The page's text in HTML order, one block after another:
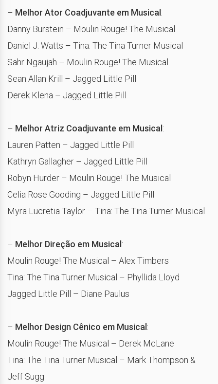
– Melhor Ator Coadjuvante em Musical :
Danny Burstein – Moulin Rouge! The Musical
Daniel J. Watts – Tina: The Tina Turner Musical
Sahr Ngaujah – Moulin Rouge! The Musical
Sean Allan Krill – Jagged Little Pill
Derek Klena – Jagged Little Pill
– Melhor Atriz Coadjuvante em Musical :
Lauren Patten – Jagged Little Pill
Kathryn Gallagher – Jagged Little Pill
Robyn Hurder – Moulin Rouge! The Musical
Celia Rose Gooding – Jagged Little Pill
Myra Lucretia Taylor – Tina: The Tina Turner Musical
– Melhor Direção em Musical :
Moulin Rouge! The Musical – Alex Timbers
Tina: The Tina Turner Musical – Phyllida Lloyd
Jagged Little Pill – Diane Paulus
– Melhor Design Cênico em Musical :
Moulin Rouge! The Musical – Derek McLane
Tina: The Tina Turner Musical – Mark Thompson &
Jeff Sugg